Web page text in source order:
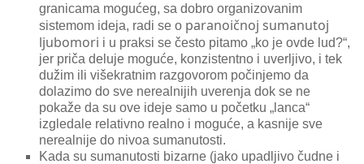
granicama mogućeg, sa dobro organizovanim
sistemom ideja, radi se o paranoičnoj sumanutoj
ljubomori i u praksi se često pitamo „ko je ovde lud?“,
jer priča deluje moguće, konzistentno i uverljivo, i tek
dužim ili višekratnim razgovorom počinjemo da
dolazimo do sve nerealnijih uverenja dok se ne
pokaže da su ove ideje samo u početku „lanca“
izgledale relativno realno i moguće, a kasnije sve
nerealnije do nivoa sumanutosti.
Kada su sumanutosti bizarne (jako upadljivo čudne i